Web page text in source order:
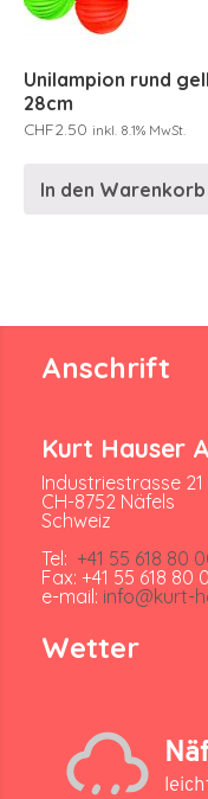
Unilampion rund
28cm
CHF2.50 inkl. 8.1% MwSt.
In den Warenkorb
Anschrift
Kurt Hauser
Industriestrasse 21
CH-8752 Näfels
Schweiz
Tel: +41 55 618 80
Fax: +41 55 618 80
e-mail: info@kurt-
Wetter